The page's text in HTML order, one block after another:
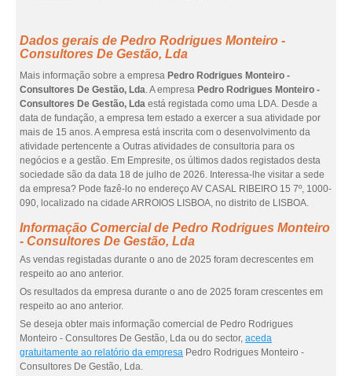
Dados gerais de Pedro Rodrigues Monteiro -
Consultores De Gestão, Lda
Mais informação sobre a empresa Pedro Rodrigues Monteiro -
Consultores De Gestão, Lda. A empresa Pedro Rodrigues Monteiro -
Consultores De Gestão, Lda está registada como uma LDA. Desde a
data de fundação, a empresa tem estado a exercer a sua atividade por
mais de 15 anos. A empresa está inscrita com o desenvolvimento da
atividade pertencente a Outras atividades de consultoria para os
negócios e a gestão. Em Empresite, os últimos dados registados desta
sociedade são da data 18 de julho de 2026. Interessa-lhe visitar a sede
da empresa? Pode fazê-lo no endereço AV CASAL RIBEIRO 15 7º, 1000-
090, localizado na cidade ARROIOS LISBOA, no distrito de LISBOA.
Informação Comercial de Pedro Rodrigues Monteiro
- Consultores De Gestão, Lda
As vendas registadas durante o ano de 2025 foram decrescentes em
respeito ao ano anterior.
Os resultados da empresa durante o ano de 2025 foram crescentes em
respeito ao ano anterior.
Se deseja obter mais informação comercial de Pedro Rodrigues
Monteiro - Consultores De Gestão, Lda ou do sector, aceda
gratuitamente ao relatório da empresa Pedro Rodrigues Monteiro -
Consultores De Gestão, Lda.